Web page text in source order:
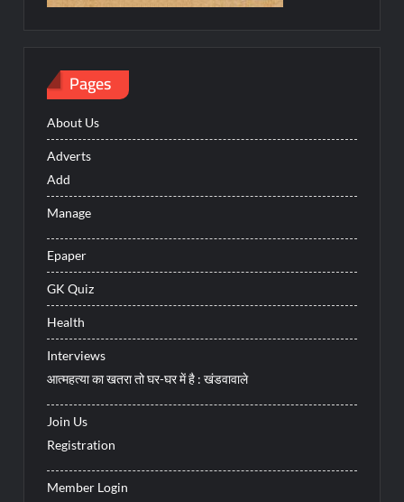
Pages
About Us
Adverts
Add
Manage
Epaper
GK Quiz
Health
Interviews
आत्महत्या का खतरा तो घर-घर में है : खंडवावाले
Join Us
Registration
Member Login